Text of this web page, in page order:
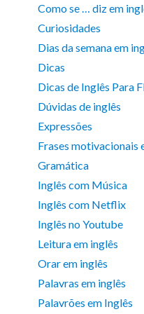
Como se … diz em
Curiosidades
Dias da semana em
Dicas
Dicas de Inglês Para
Dúvidas de inglês
Expressões
Frases motivacionais
Gramática
Inglês com Música
Inglês com Netflix
Inglês no Youtube
Leitura em inglês
Orar em inglês
Palavras em inglês
Palavrões em Inglês